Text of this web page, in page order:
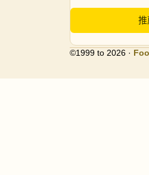
推
©1999 to 2026 ·